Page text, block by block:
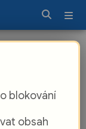
blokování
obsah